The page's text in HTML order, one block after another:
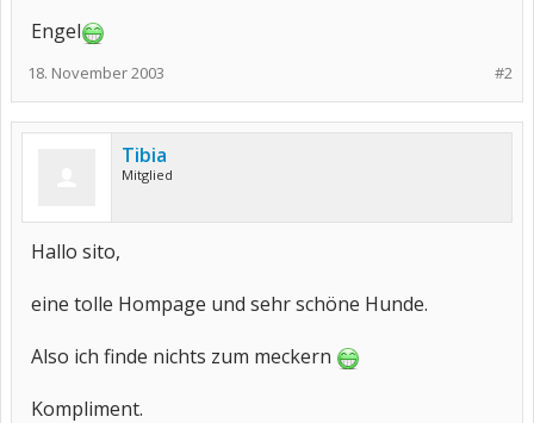
Engel
#2
18. November 2003
Tibia
Mitglied
Hallo sito,
eine tolle Hompage und sehr schöne Hunde.
Also ich finde nichts zum meckern
Kompliment.